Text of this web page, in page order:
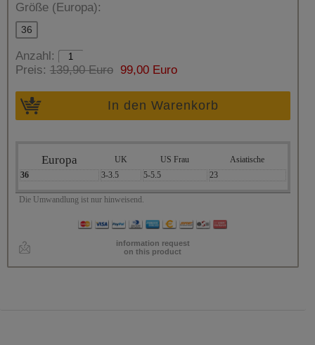
Größe (Europa):
36
Anzahl:
Preis: 139,90 Euro99,00 Euro
In den Warenkorb
Europa UK US Frau
Asiatische
36
3-3.5 5-5.5 23
Die Umwandlung ist nur hinweisend.
information request
on this product